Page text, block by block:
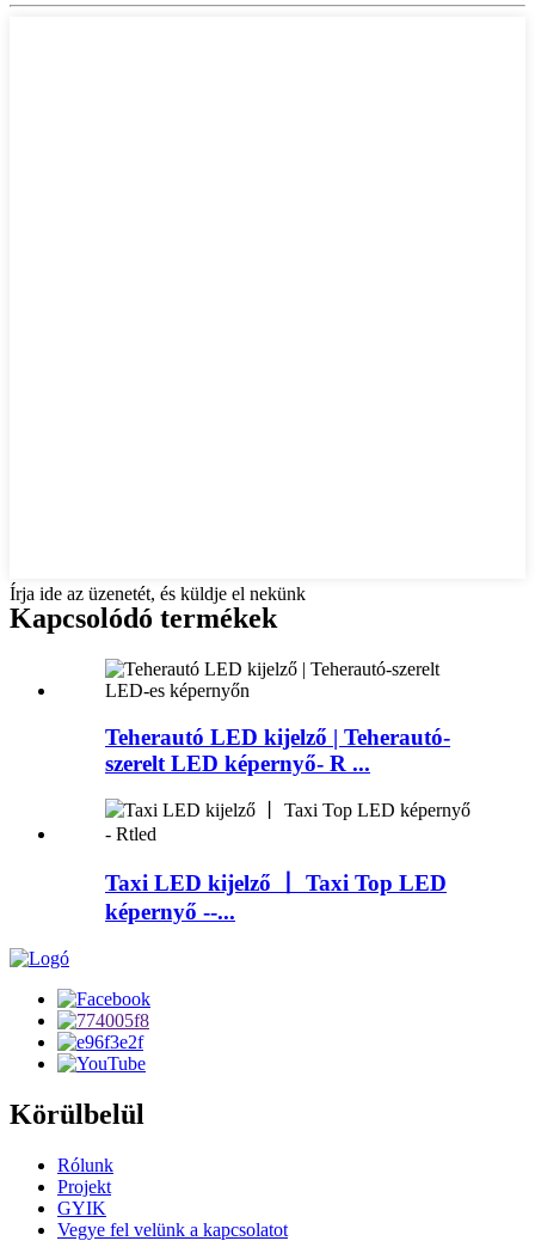
Írja ide az üzenetét, és küldje el nekünk
Kapcsolódó termékek
Teherautó LED kijelző | Teherautó-
szerelt LED képernyő- R ...
Taxi LED kijelző 丨 Taxi Top LED
képernyő --...
Körülbelül
Rólunk
Projekt
GYIK
Vegye fel velünk a kapcsolatot